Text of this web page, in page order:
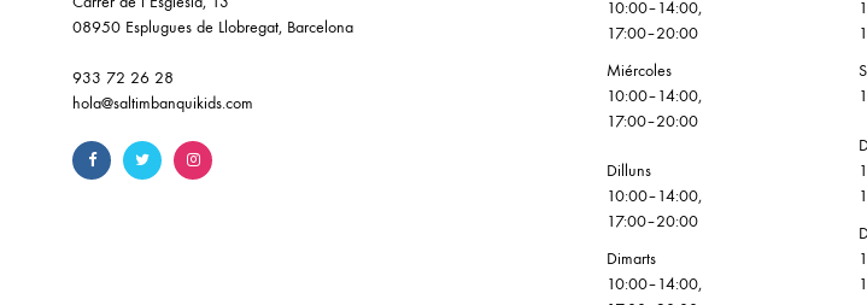
08950 Esplugues de Llobregat, Barcelona
933 72 26 28
hola@saltimbanquikids.com
10:00–14:00,
17:00–20:00
Miércoles
10:00–14:00,
17:00–20:00
Dilluns
10:00–14:00,
17:00–20:00
Dimarts
10:00–14:00,